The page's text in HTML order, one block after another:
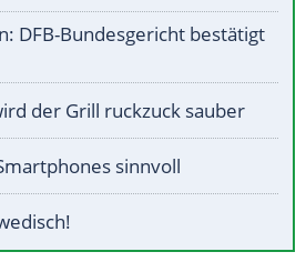
DFB-Bundesgericht bestätigt
der Grill ruckzuck sauber
sinnvoll